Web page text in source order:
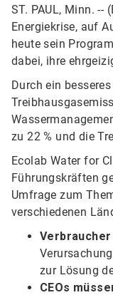
ST. PAUL, Minn. --
Energiekrise, auf
heute sein
dabei, ihre
Durch ein
zu 22 % und die
Ecolab Water for
Führungskräften
Umfrage zum
verschiedenen
zur Lösung
CEOs